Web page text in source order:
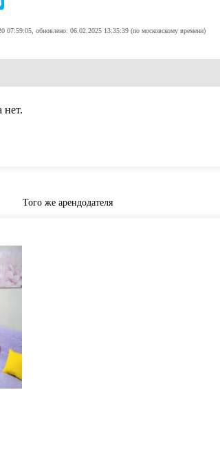
07:59:05, обновлено: 06.02.2025 13:35:39 (по московскому времени)
нет.
Того же арендодателя